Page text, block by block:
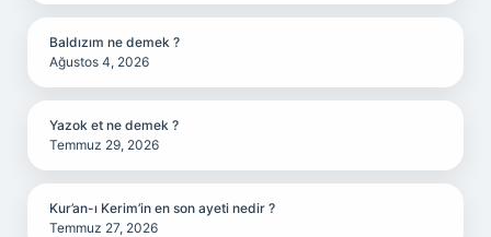
Baldızım ne demek ?
Ağustos 4, 2026
Yazok et ne demek ?
Temmuz 29, 2026
Kur’an-ı Kerim’in en son ayeti nedir ?
Temmuz 27, 2026